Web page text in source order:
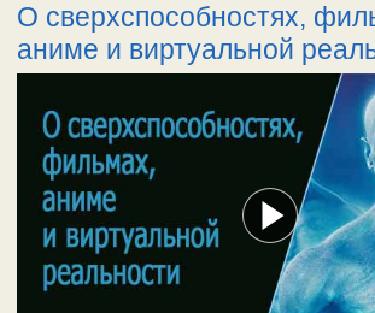
О сверхспособностях,
аниме и виртуальной